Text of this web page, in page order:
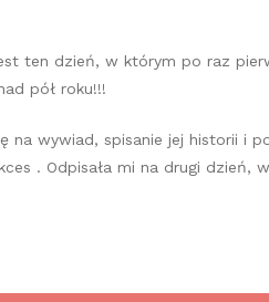
ten dzień, w którym po raz
pół roku!!!
na wywiad, spisanie jej historii i
. Odpisała mi na drugi dzień,